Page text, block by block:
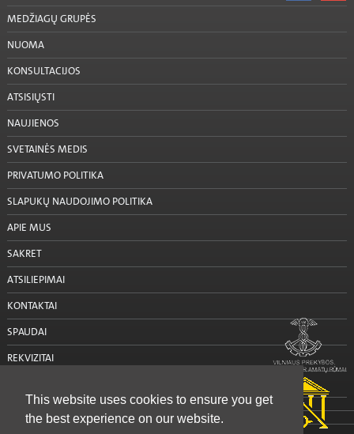
This website uses cookies to ensure you get
the best experience on our website.
MEDŽIAGŲ GRUPĖS
NUOMA
KONSULTACIJOS
ATSISIŲSTI
NAUJIENOS
SVETAINĖS MEDIS
PRIVATUMO POLITIKA
SLAPUKŲ NAUDOJIMO POLITIKA
APIE MUS
SAKRET
ATSILIEPIMAI
KONTAKTAI
SPAUDAI
REKVIZITAI